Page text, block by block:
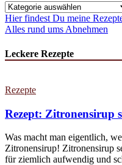
Kategorien
Hier findest Du meine
Alles rund ums Abnehmen
Leckere Rezepte
Rezepte
Rezept: Zitronensirup
Was macht man eigentlich,
Zitronensirup! Zitronensirup
für ziemlich aufwendig und